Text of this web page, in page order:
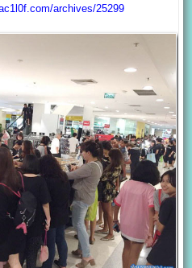
archives/25299